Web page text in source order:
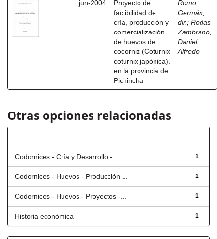
jun-2004
Proyecto de
factibilidad de
cría, producción y
comercialización
de huevos de
codorniz (Coturnix
coturnix japónica),
en la provincia de
Pichincha
Romo,
Germán,
dir. ; Rodas
Zambrano,
Daniel
Alfredo
Otras opciones relacionadas
1
Codornices - Cría y Desarrollo - ...
1
Codornices - Huevos - Producción ...
1
Codornices - Huevos - Proyectos -...
1
Historia económica